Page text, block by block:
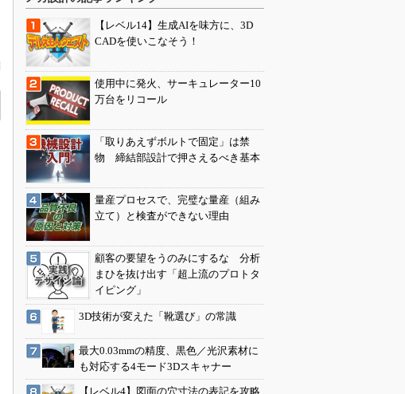
【レベル14】生成AIを味方に、3D
CADを使いこなそう！
使用中に発火、サーキュレーター10
万台をリコール
「取りあえずボルトで固定」は禁
物 締結部設計で押さえるべき基本
量産プロセスで、完璧な量産（組み
立て）と検査ができない理由
顧客の要望をうのみにするな 分析
まひを抜け出す「超上流のプロトタ
イピング」
3D技術が変えた「靴選び」の常識
最大0.03mmの精度、黒色／光沢素材に
も対応する4モード3Dスキャナー
【レベル4】図面の穴寸法の表記を攻略